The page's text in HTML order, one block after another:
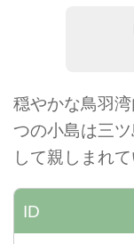
穏やかな鳥羽
つの小島は三
して親しまれて
ID